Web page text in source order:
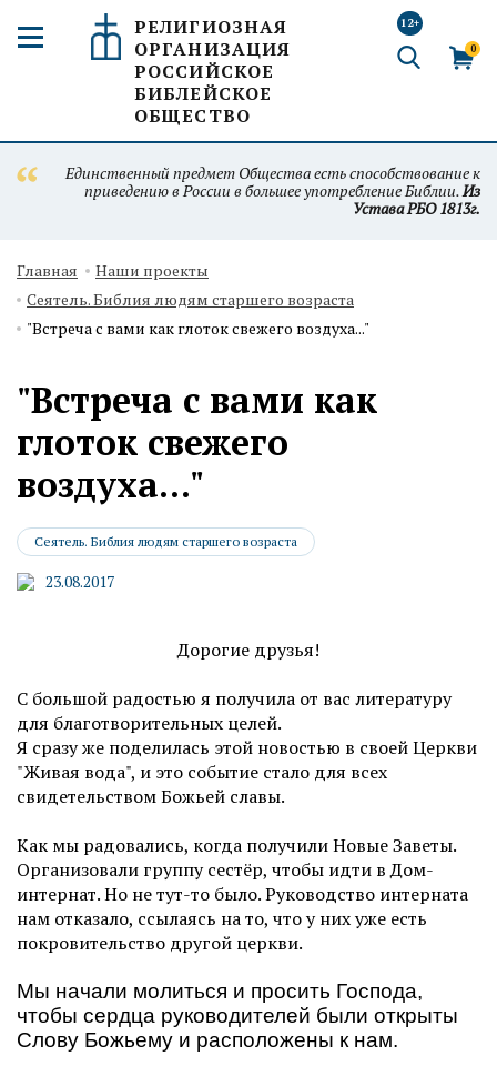
РЕЛИГИОЗНАЯ
ОРГАНИЗАЦИЯ
РОССИЙСКОЕ
БИБЛЕЙСКОЕ
ОБЩЕСТВО
12+
0
Единственный предмет Общества есть способствование к
приведению в России в большее употребление Библии.Из
Устава РБО 1813г.
Главная
Наши проекты
Сеятель. Библия людям старшего возраста
"Встреча с вами как глоток свежего воздуха..."
"Встреча с вами как
глоток свежего
воздуха..."
Сеятель. Библия людям старшего возраста
23.08.2017
Дорогие друзья!
С большой радостью я получила от вас литературу
для благотворительных целей.
Я сразу же поделилась этой новостью в своей Церкви
"Живая вода", и это событие стало для всех
свидетельством Божьей славы.
Как мы радовались, когда получили Новые Заветы.
Организовали группу сестёр, чтобы идти в Дом-
интернат. Но не тут-то было. Руководство интерната
нам отказало, ссылаясь на то, что у них уже есть
покровительство другой церкви.
Мы начали молиться и просить Господа,
чтобы сердца руководителей были открыты
Слову Божьему и расположены к нам.